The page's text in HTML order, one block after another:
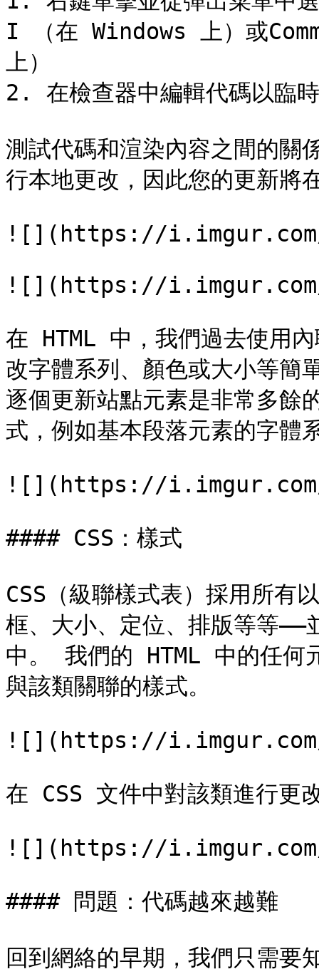
I （在 Windows 上）或
上）
2. 在檢查器中編輯代碼以臨
測試代碼和渲染內容之間的關
行本地更改，因此您的更新將
![](https://i.imgur.com/
![](https://i.imgur.com/
在 HTML 中，我們過去使用
改字體系列、顏色或大小等簡
逐個更新站點元素是非常多餘
式，例如基本段落元素的字體
![](https://i.imgur.com/
#### CSS：樣式
CSS（級聯樣式表）採用所有
框、大小、定位、排版等等——
中。 我們的 HTML 中的任何
與該類關聯的樣式。
![](https://i.imgur.com/
在 CSS 文件中對該類進行更
![](https://i.imgur.com/
#### 問題：代碼越來越難
回到網絡的早期，我們只需要